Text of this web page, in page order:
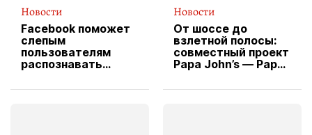
Новости
Facebook поможет
слепым
пользователям
распознавать
Новости
От шоссе до
взлетной полосы:
совместный проект
Papa John’s — Papa
вводит